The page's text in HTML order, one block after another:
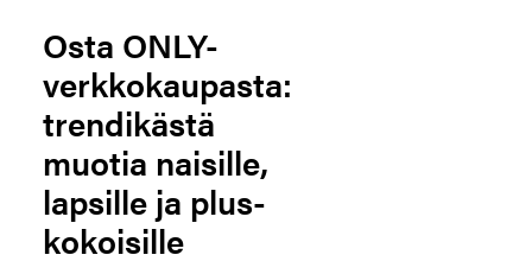
Osta ONLY-
verkkokaupasta:
trendikästä
muotia naisille,
lapsille ja plus-
kokoisille